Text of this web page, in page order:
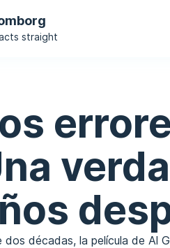
straight
dos décadas, la película de Al